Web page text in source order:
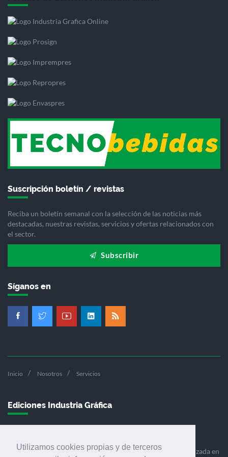
Utilizamos cookies propias y de terceros
Suscripción boletín / revistas
Reciba un boletín semanal con la selección de las noticias más
destacadas, nuestras revistas, servicios y ofertas relacionados con
el sector.
Subscribir
Síganos en
Inicio Nosotros Servicios
Ediciones Industria Gráfica
Ediciones Industria Gráfica es una empresa editora especializada en